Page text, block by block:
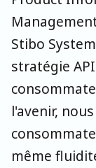
Stibo
stratégie
l'avenir,
même